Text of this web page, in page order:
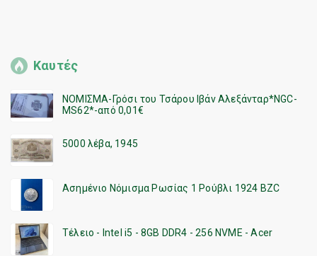
Καυτές
ΝΟΜΙΣΜΑ-Γρόσι του Τσάρου Ιβάν Αλεξάνταρ*NGC-
MS62*-από 0,01€
5000 λέβα, 1945
Ασημένιο Νόμισμα Ρωσίας 1 Ρούβλι 1924 BZC
Τέλειο - Intel i5 - 8GB DDR4 - 256 NVME - Acer